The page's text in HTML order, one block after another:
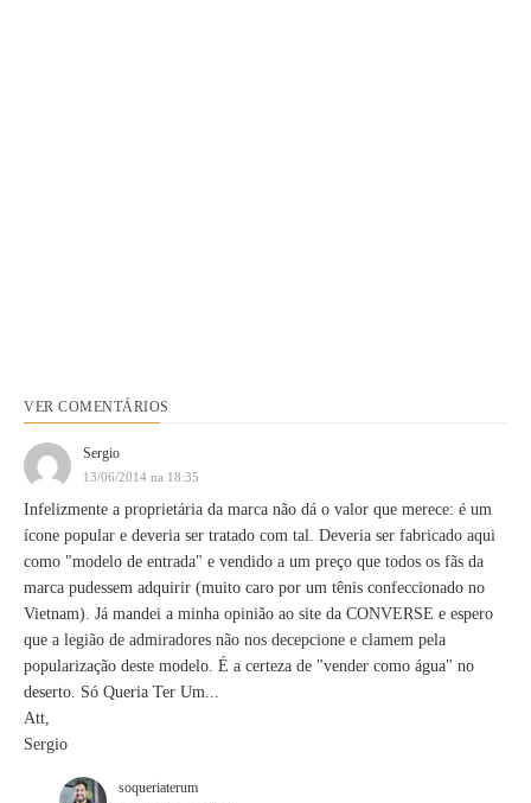
VER COMENTÁRIOS
Sergio
13/06/2014 na 18:35
Infelizmente a proprietária da marca não dá o valor que merece: é um
ícone popular e deveria ser tratado com tal. Deveria ser fabricado aqui
como "modelo de entrada" e vendido a um preço que todos os fãs da
marca pudessem adquirir (muito caro por um tênis confeccionado no
Vietnam). Já mandei a minha opinião ao site da CONVERSE e espero
que a legião de admiradores não nos decepcione e clamem pela
popularização deste modelo. É a certeza de "vender como água" no
deserto. Só Queria Ter Um...
Att,
Sergio
soqueriaterum